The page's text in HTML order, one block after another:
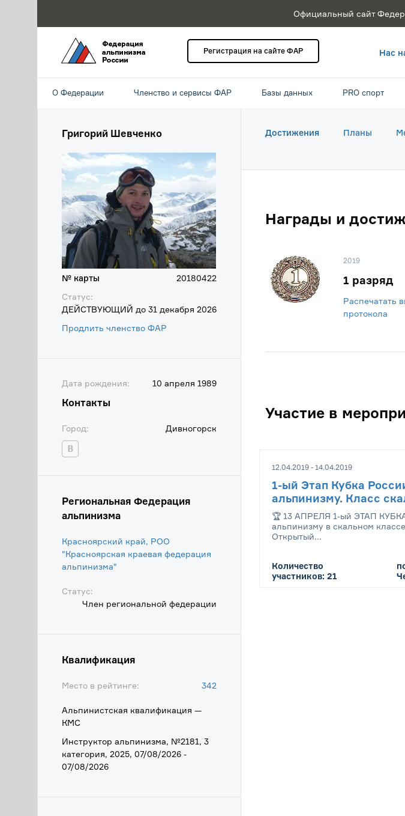
Официальный сайт
Регистрация на сайте ФАР Нас
О Федерации Членство и сервисы ФАР Базы данных PRO спорт
Григорий Шевченко
№ карты
20180422
Статус:
ДЕЙСТВУЮЩИЙ до 31 декабря 2026
Продлить членство ФАР
Дата рождения: 10 апреля 1989
Контакты
Город: Дивногорск
Региональная Федерация
альпинизма
Красноярский край, РОО
"Красноярская краевая федерация
альпинизма"
Статус:
Член региональной федерации
Квалификация
Место в рейтинге: 342
Альпинистская квалификация —
КМС
Инструктор альпинизма, №2181, 3
категория, 2025, 07/08/2026 -
07/08/2026
Достижения Планы
Награды и
2019
1 разряд
Распечатать
протокола
Участие в
12.04.2019 - 14.04.2019
1-ый Этап Кубка
альпинизму. Класс
​🏆 13 АПРЕЛЯ 1-ый ЭТАП
альпинизму в скальном
Открытый...
Количество
участников: 21